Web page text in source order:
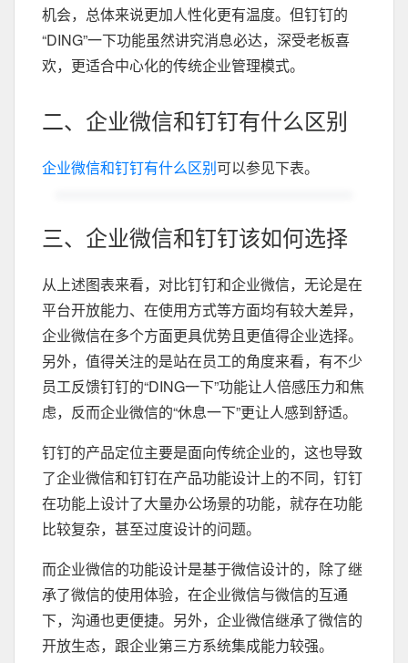
机会，总体来说更加人性化更有温度。但钉钉的
“DING”一下功能虽然讲究消息必达，深受老板喜
欢，更适合中心化的传统企业管理模式。
二、企业微信和钉钉有什么区别
企业微信和钉钉有什么区别可以参见下表。
三、企业微信和钉钉该如何选择
从上述图表来看，对比钉钉和企业微信，无论是在
平台开放能力、在使用方式等方面均有较大差异，
企业微信在多个方面更具优势且更值得企业选择。
另外，值得关注的是站在员工的角度来看，有不少
员工反馈钉钉的“DING一下”功能让人倍感压力和焦
虑，反而企业微信的“休息一下”更让人感到舒适。
钉钉的产品定位主要是面向传统企业的，这也导致
了企业微信和钉钉在产品功能设计上的不同，钉钉
在功能上设计了大量办公场景的功能，就存在功能
比较复杂，甚至过度设计的问题。
而企业微信的功能设计是基于微信设计的，除了继
承了微信的使用体验，在企业微信与微信的互通
下，沟通也更便捷。另外，企业微信继承了微信的
开放生态，跟企业第三方系统集成能力较强。